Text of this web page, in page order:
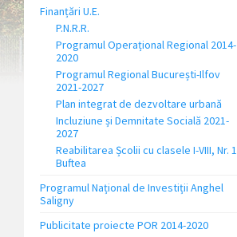
Finanțări U.E.
P.N.R.R.
Programul Operațional Regional 2014-
2020
Programul Regional București-Ilfov
2021-2027
Plan integrat de dezvoltare urbană
Incluziune și Demnitate Socială 2021-
2027
Reabilitarea Școlii cu clasele I-VIII, Nr. 1
Buftea
Programul Național de Investiții Anghel
Saligny
Publicitate proiecte POR 2014-2020